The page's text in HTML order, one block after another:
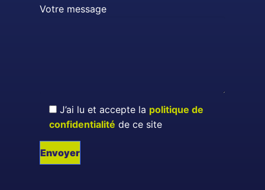
Votre message
J’ai lu et accepte la politique de
confidentialité de ce site